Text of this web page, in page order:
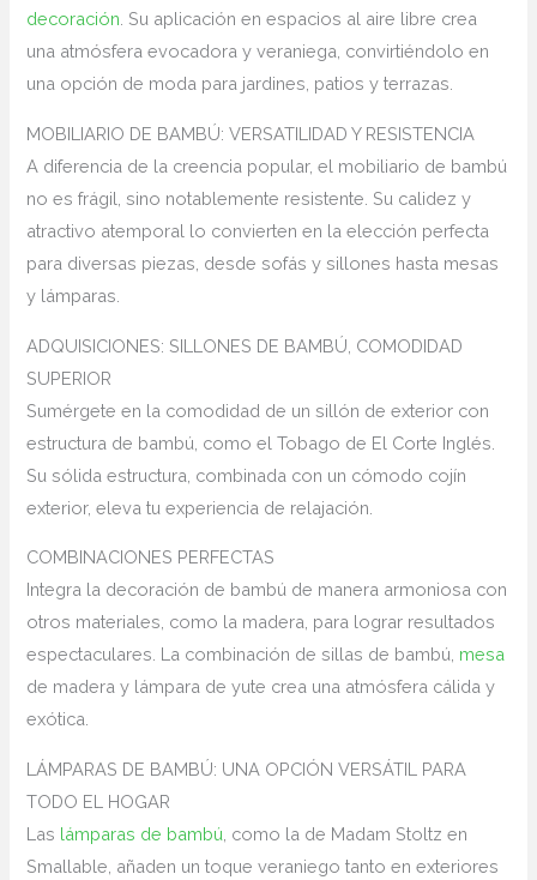
decoración. Su aplicación en espacios al aire libre crea
una atmósfera evocadora y veraniega, convirtiéndolo en
una opción de moda para jardines, patios y terrazas.
MOBILIARIO DE BAMBÚ: VERSATILIDAD Y RESISTENCIA
A diferencia de la creencia popular, el mobiliario de bambú
no es frágil, sino notablemente resistente. Su calidez y
atractivo atemporal lo convierten en la elección perfecta
para diversas piezas, desde sofás y sillones hasta mesas
y lámparas.
ADQUISICIONES: SILLONES DE BAMBÚ, COMODIDAD
SUPERIOR
Sumérgete en la comodidad de un sillón de exterior con
estructura de bambú, como el Tobago de El Corte Inglés.
Su sólida estructura, combinada con un cómodo cojín
exterior, eleva tu experiencia de relajación.
COMBINACIONES PERFECTAS
Integra la decoración de bambú de manera armoniosa con
otros materiales, como la madera, para lograr resultados
espectaculares. La combinación de sillas de bambú, mesa
de madera y lámpara de yute crea una atmósfera cálida y
exótica.
LÁMPARAS DE BAMBÚ: UNA OPCIÓN VERSÁTIL PARA
TODO EL HOGAR
Las lámparas de bambú , como la de Madam Stoltz en
Smallable, añaden un toque veraniego tanto en exteriores